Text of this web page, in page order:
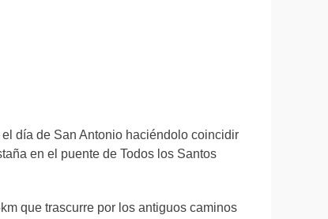
día de San Antonio haciéndolo coincidir
en el puente de Todos los Santos
que trascurre por los antiguos caminos